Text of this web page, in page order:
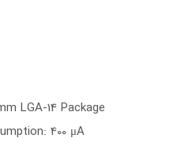
LGA-14 Package
400 μA